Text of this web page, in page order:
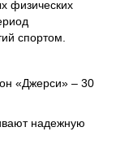
физических
спортом.
«Джерси» – 30
надежную